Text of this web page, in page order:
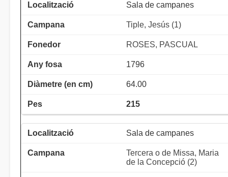
Sala de campanes
Tiple, Jesús (1)
ROSES, PASCUAL
1796
64.00
215
Sala de campanes
Tercera o de Missa, Maria
de la Concepció (2)